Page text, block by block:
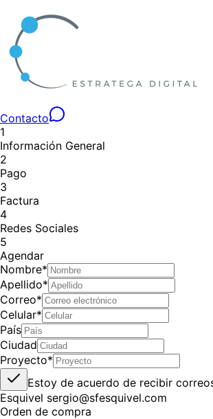
Contacto
1
Información General
2
Pago
3
Factura
4
Redes Sociales
5
Agendar
Nombre*
Apellido*
Correo*
Celular*
País
Ciudad
Proyecto*
Estoy de acuerdo de recibir
Esquivel sergio@sfesquivel.com
Orden de compra